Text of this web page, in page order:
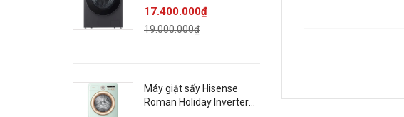
17.400.000₫
19.000.000₫
Máy giặt sấy Hisense
Roman Holiday Inverter